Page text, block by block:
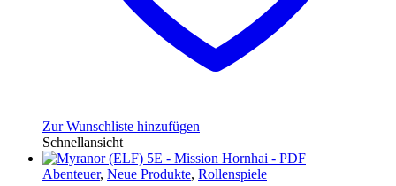
Zur Wunschliste hinzufügen
Schnellansicht
Abenteuer, Neue Produkte, Rollenspiele